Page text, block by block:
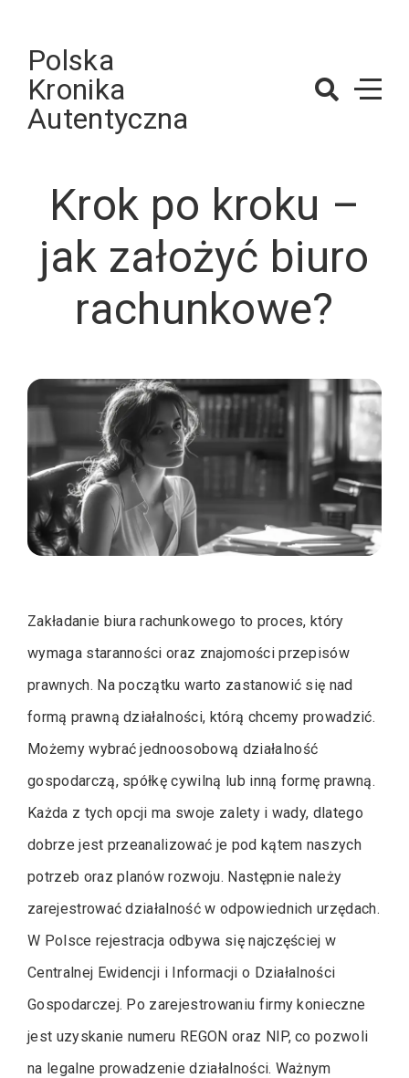
contentPolska
Kronika
Autentyczna
Krok po kroku –
jak założyć biuro
rachunkowe?
Zakładanie biura rachunkowego to proces, który
wymaga staranności oraz znajomości przepisów
prawnych. Na początku warto zastanowić się nad
formą prawną działalności, którą chcemy prowadzić.
Możemy wybrać jednoosobową działalność
gospodarczą, spółkę cywilną lub inną formę prawną.
Każda z tych opcji ma swoje zalety i wady, dlatego
dobrze jest przeanalizować je pod kątem naszych
potrzeb oraz planów rozwoju. Następnie należy
zarejestrować działalność w odpowiednich urzędach.
W Polsce rejestracja odbywa się najczęściej w
Centralnej Ewidencji i Informacji o Działalności
Gospodarczej. Po zarejestrowaniu firmy konieczne
jest uzyskanie numeru REGON oraz NIP, co pozwoli
na legalne prowadzenie działalności. Ważnym